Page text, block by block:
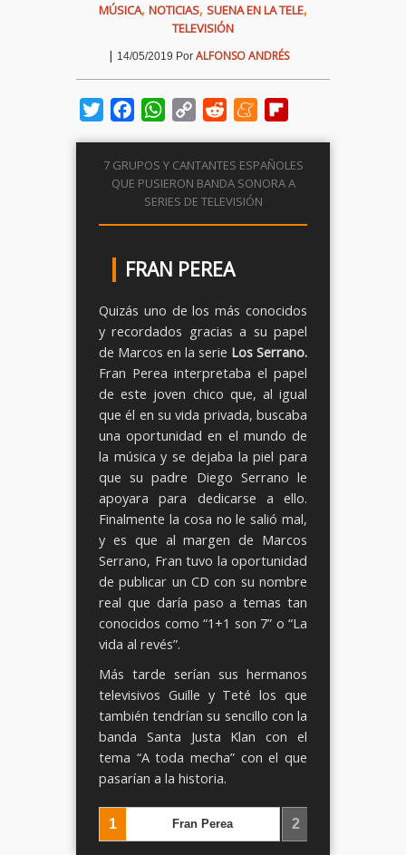
MÚSICA, NOTICIAS, SUENA EN LA TELE,
TELEVISIÓN
| 14/05/2019 Por ALFONSO ANDRÉS
TwitterFacebookWhatsApp
Copy
Reddit Meneame
7 GRUPOS Y CANTANTES ESPAÑOLES
QUE PUSIERON BANDA SONORA A
SERIES DE TELEVISIÓN
FRAN PEREA
Quizás uno de los más conocidos
y recordados gracias a su papel
de Marcos en la serie Los Serrano.
Fran Perea interpretaba el papel
de este joven chico que, al igual
que él en su vida privada, buscaba
una oportunidad en el mundo de
la música y se dejaba la piel para
que su padre Diego Serrano le
apoyara para dedicarse a ello.
Finalmente la cosa no le salió mal,
y es que al margen de Marcos
Serrano, Fran tuvo la oportunidad
de publicar un CD con su nombre
real que daría paso a temas tan
conocidos como “1+1 son 7” o “La
vida al revés”.
Más tarde serían sus hermanos
televisivos Guille y Teté los que
también tendrían su sencillo con la
banda Santa Justa Klan con el
tema “A toda mecha” con el que
pasarían a la historia.
1 Fran Perea 2